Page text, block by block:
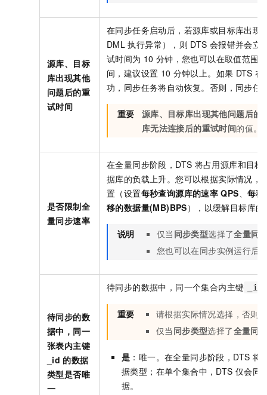
源库、目标
库出现其他
问题后的重
试时间
在同步任务启动后，若源库或目标库出现
DML 执行异常），则 DTS 会报错并会立
试时间为 10 分钟，您也可以在取值范围
间，建议设置 10 分钟以上。如果 DTS 在
功，同步任务将自动恢复。否则，同步任
重要
源库、目标库出现其他问题后的
库无法连接后的重试时间的值。
是否限制全
量同步速率
在全量同步阶段，DTS 将占用源库和目标
据库的负载上升。您可以根据实际情况，
置（设置每秒查询源库的速率 QPS 、每秒
移的数据量(MB)BPS），以缓解目标库
说明 仅当 同步类型选择了全量同
您也可以在同步实例运行后
待同步的数
据中，同一
张表内主键
_id 的数据
类型是否唯
一
待同步的数据中，同一个集合内主键 _id
重要
请根据实际情况选择，否则
仅当 同步类型选择了全量同
是 ：唯一。在全量同步阶段，DTS 将
据类型；在单个集合中，DTS 仅会同
据。